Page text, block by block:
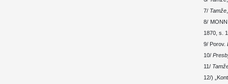
7/ Tamže
8/
1870, s.
9/ Porov.
10/
11/
12/)